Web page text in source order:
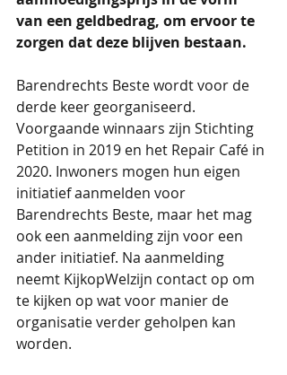
van een geldbedrag, om ervoor te
zorgen dat deze blijven bestaan.
Barendrechts Beste wordt voor de
derde keer georganiseerd.
Voorgaande winnaars zijn Stichting
Petition in 2019 en het Repair Café in
2020. Inwoners mogen hun eigen
initiatief aanmelden voor
Barendrechts Beste, maar het mag
ook een aanmelding zijn voor een
ander initiatief. Na aanmelding
neemt KijkopWelzijn contact op om
te kijken op wat voor manier de
organisatie verder geholpen kan
worden.